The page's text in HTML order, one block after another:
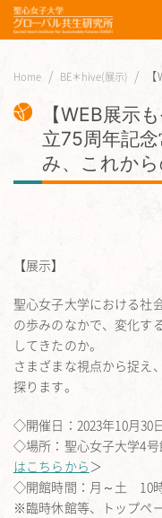
Home BE＊hive(展示)
【WEB展示
立75周年記
み、これから
【展示】
聖心女子大学における社
の歩みのなかで、変化す
してきたのか。
さまざまな視点から捉え
探ります。
◇開催日：2023年10月30
◇場所：聖心女子大学4号
はこちらから＞
◇開館時間：月～土 10
※臨時休館等、トップペ